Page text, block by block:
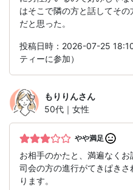
はそこで隣の方と話してそ
だと思った。
投稿日時：2026-07-25
ティーに参加）
もりりんさん
50代｜女性
やや満足
お相手のかたと、満遍なくお
司会の方の進行がてきぱき
ります。